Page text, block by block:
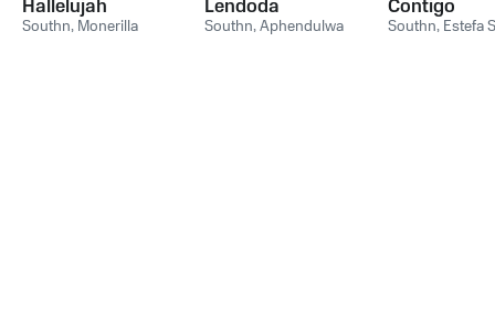
Hallelujah
Southn, Monerilla
Lendoda
Southn,Aphendulwa
Contigo
Southn, Estefa